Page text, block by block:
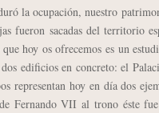
la ocupación, nuestro
fueron sacadas del territorio
hoy os ofrecemos es un
edificios en concreto: el
representan hoy en día dos
Fernando VII al trono éste